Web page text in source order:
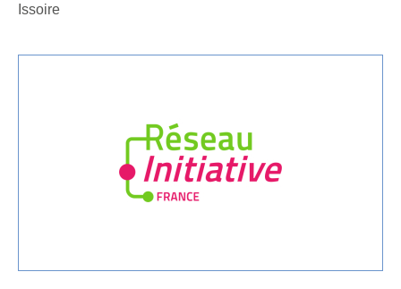
Issoire